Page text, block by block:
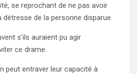
se reprochant de ne pas avoir
de la personne disparue.
s’ils auraient pu agir
ce drame.
peut entraver leur capacité à